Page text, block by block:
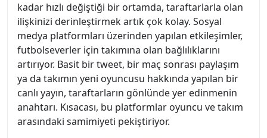
kadar hızlı değiştiği bir ortamda, taraftarlarla olan
ilişkinizi derinleştirmek artık çok kolay. Sosyal
medya platformları üzerinden yapılan etkileşimler,
futbolseverler için takımına olan bağlılıklarını
artırıyor. Basit bir tweet, bir maç sonrası paylaşım
ya da takımın yeni oyuncusu hakkında yapılan bir
canlı yayın, taraftarların gönlünde yer edinmenin
anahtarı. Kısacası, bu platformlar oyuncu ve takım
arasındaki samimiyeti pekiştiriyor.